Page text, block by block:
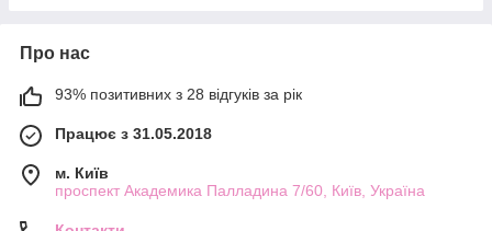
Про нас
93% позитивних з 28 відгуків за рік
Працює з 31.05.2018
м. Київ
проспект Академика Палладина 7/60, Київ, Україна